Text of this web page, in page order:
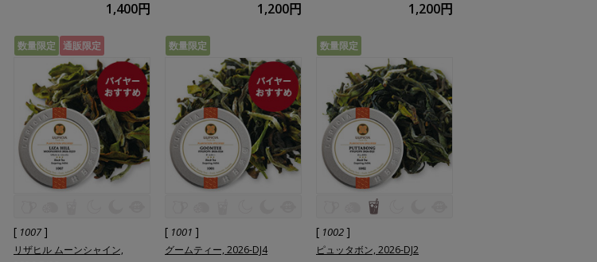
1,400円 1,200円 1,200円
数量限定 通販限定
[ 1007 ]
リザヒル ムーンシャイン,
数量限定
[ 1001 ]
グームティー, 2026-DJ4
数量限定
[ 1002 ]
ピュッタボン, 2026-DJ2